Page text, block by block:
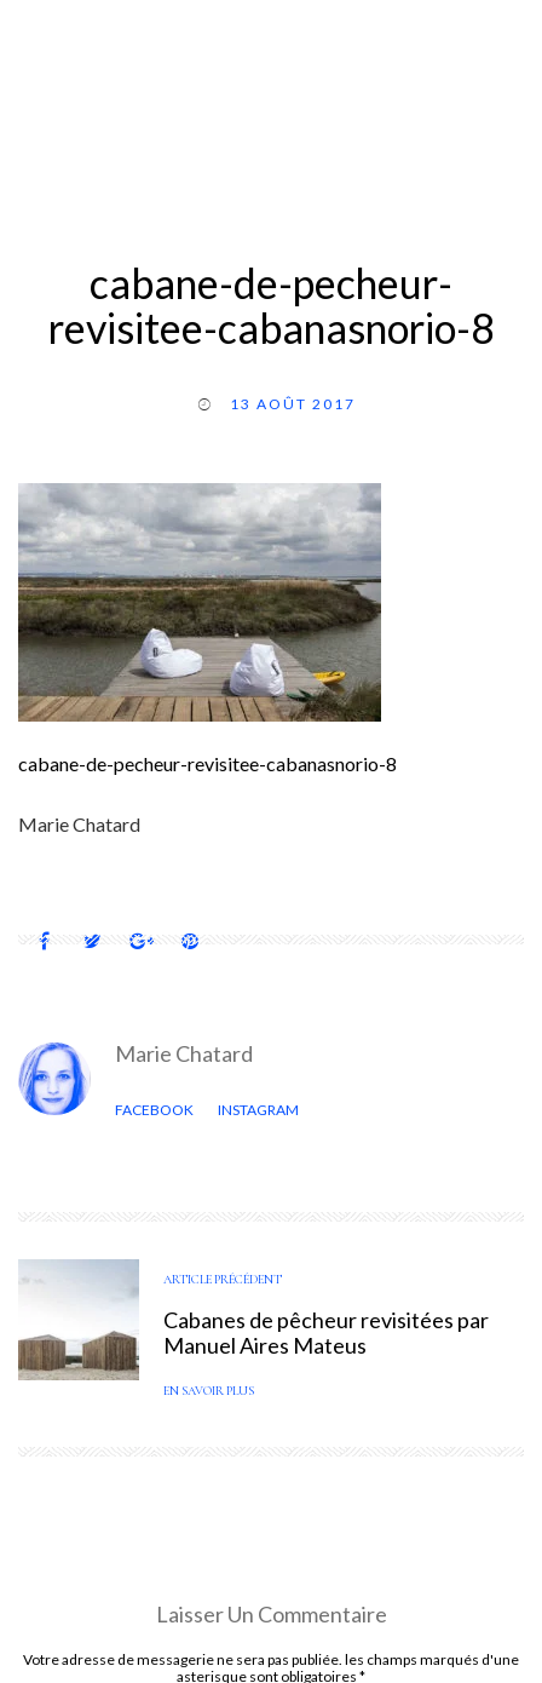
cabane-de-pecheur-
revisitee-cabanasnorio-8
13 AOÛT 2017
cabane-de-pecheur-revisitee-cabanasnorio-8
Marie Chatard
Marie Chatard
FACEBOOK INSTAGRAM
ARTICLE PRÉCÉDENT
Cabanes de pêcheur revisitées par
Manuel Aires Mateus
EN SAVOIR PLUS
Laisser Un Commentaire
Votre adresse de messagerie ne sera pas publiée. les champs marqués d'une
asterisque sont obligatoires *